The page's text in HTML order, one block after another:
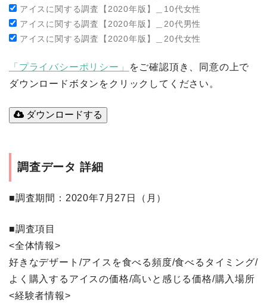
アイスに関する調査【2020年版】＿10代女性
アイスに関する調査【2020年版】＿20代男性
アイスに関する調査【2020年版】＿20代女性
「プライバシーポリシー」
をご確認頂き、同意の上で
ダウンロードボタンをクリックしてください。
ダウンロードする
調査データ 詳細
■調査期間 ：2020年7月27日（月）
■調査項目
<全体情報>
好きなデザート/アイスを食べる頻度/食べるタイミング/
よく購入するアイスの価格/高いと感じる価格/購入場所
<経験者情報>